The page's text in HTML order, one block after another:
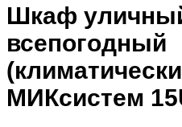
Шкаф
всепогодный
МИКсистем